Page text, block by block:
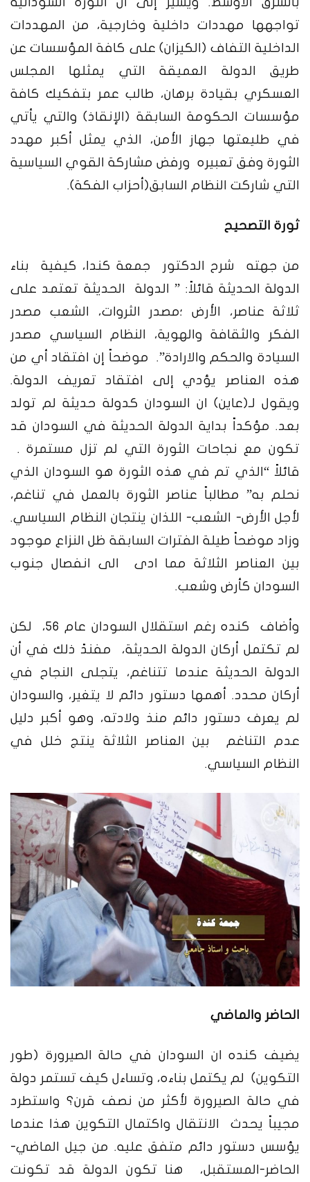
تواجهها مهددات داخلية وخارجية، من المهددات
الداخلية التفاف (الكيزان) على كافة المؤسسات عن
طريق الدولة العميقة التي يمثلها المجلس
العسكري بقيادة برهان، طالب عمر بتفكيك كافة
مؤسسات الحكومة السابقة (الإنقاذ) والتي يأتي
في طليعتها جهاز الأمن، الذي يمثل أكبر مهدد
الثورة وفق تعبيره ورفض مشاركة القوي السياسية
التي شاركت النظام السابق(أحزاب الفكة).
ثورة التصحيح
من جهته شرح الدكتور جمعة كندا، كيفية بناء
الدولة الحديثة قائلاً: ” الدولة الحديثة تعتمد على
ثلاثة عناصر، الأرض ؛مصدر الثروات، الشعب مصدر
الفكر والثقافة والهوية، النظام السياسي مصدر
السيادة والحكم والارادة”. موضحاً إن افتقاد أي من
هذه العناصر يؤدي إلى افتقاد تعريف الدولة.
ويقول لـ(عاين) ان السودان كدولة حديثة لم تولد
بعد. مؤكداً بداية الدولة الحديثة في السودان قد
تكون مع نجاحات الثورة التي لم تزل مستمرة .
قائلاً “الذي تم في هذه الثورة هو السودان الذي
نحلم به” مطالباً عناصر الثورة بالعمل في تناغم،
لأجل الأرض- الشعب- اللذان ينتجان النظام السياسي.
وزاد موضحاً طيلة الفترات السابقة ظل النزاع موجود
بين العناصر الثلاثة مما ادى الى انفصال جنوب
السودان كأرض وشعب.
وأضاف كنده رغم استقلال السودان عام 56، لكن
لم تكتمل أركان الدولة الحديثة، مفندً ذلك في أن
الدولة الحديثة عندما تتناغم، يتجلى النجاح في
أركان محدد. أهمها دستور دائم لا يتغير، والسودان
لم يعرف دستور دائم منذ ولادته، وهو أكبر دليل
عدم التناغم بين العناصر الثلاثة ينتج خلل في
النظام السياسي.
الحاضر والماضي
يضيف كنده ان السودان في حالة الصيرورة (طور
التكوين) لم يكتمل بناءه، وتساءل كيف تستمر دولة
في حالة الصيرورة لأكثر من نصف قرن؟ واستطرد
مجيباً يحدث الانتقال واكتمال التكوين هذا عندما
يؤسس دستور دائم متفق عليه. من جيل الماضي-
الحاضر-المستقبل، هنا تكون الدولة قد تكونت